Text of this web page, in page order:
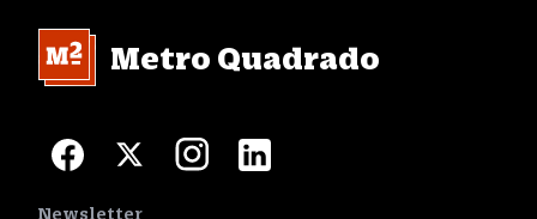
Metro Quadrado
Newsletter